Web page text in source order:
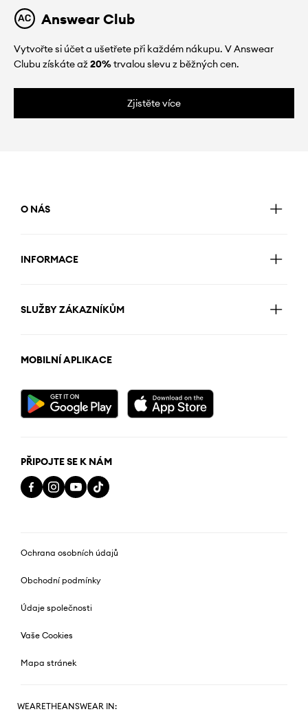
Answear Club
Vytvořte si účet a ušetřete při každém nákupu. V Answear
Clubu získáte až20%trvalou slevu z běžných cen.
Zjistěte více
O NÁS
INFORMACE
SLUŽBY ZÁKAZNÍKŮM
MOBILNÍ APLIKACE
PŘIPOJTE SE K NÁM
Ochrana osobních údajů
Obchodní podmínky
Údaje společnosti
Vaše Cookies
Mapa stránek
WEARETHEANSWEAR IN: